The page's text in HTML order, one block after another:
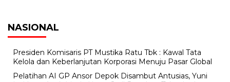
NASIONAL
Presiden Komisaris PT Mustika Ratu Tbk : Kawal Tata
Kelola dan Keberlanjutan Korporasi Menuju Pasar Global
Pelatihan AI GP Ansor Depok Disambut Antusias, Yuni